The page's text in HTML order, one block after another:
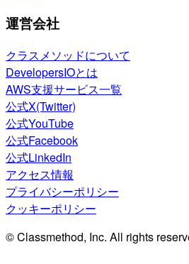
運営会社
クラスメソッドについて
DevelopersIOとは
AWS支援サービス一覧
公式X(Twitter)
公式YouTube
公式Facebook
公式LinkedIn
アクセス情報
プライバシーポリシー
クッキーポリシー
© Classmethod, Inc. All rights